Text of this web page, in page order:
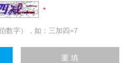
数字），如：三加四=7